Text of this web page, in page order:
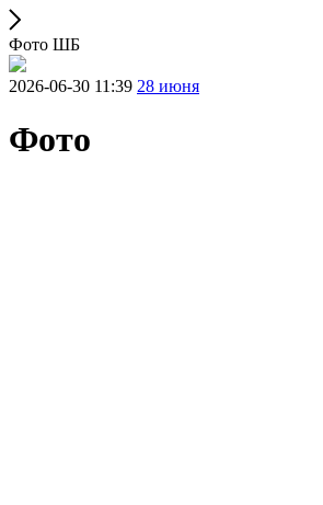
Фото ШБ
2026-06-30 11:39 28 июня
Фото